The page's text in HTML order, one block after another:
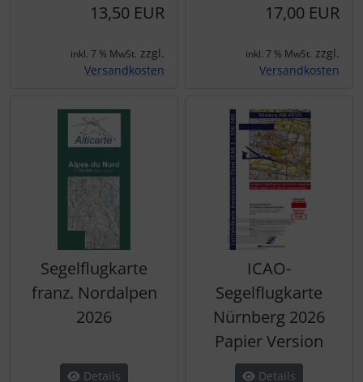
13,50 EUR
inkl. 7 % MwSt. zzgl.
Versandkosten
17,00 EUR
inkl. 7 % MwSt. zzgl.
Versandkosten
Segelflugkarte
franz. Nordalpen
2026
Details
ICAO-
Segelflugkarte
Nürnberg 2026
Papier Version
Details